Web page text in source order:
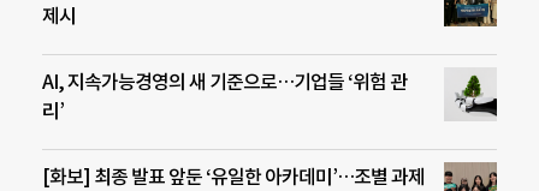
제시
AI, 지속가능경영의 새 기준으로…기업들 ‘위험 관
리’
[화보] 최종 발표 앞둔 ‘유일한 아카데미’…조별 과제